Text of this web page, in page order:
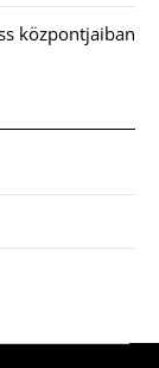
központjaiban